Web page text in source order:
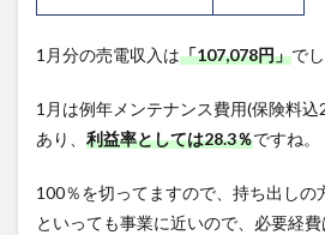
1月分の売電収入は「107,078円」でし
1月は例年メンテナンス費用(保険料
あり、 利益率としては28.3％ですね。
100％を切ってますので、持ち出しの
といっても事業に近いので、必要経